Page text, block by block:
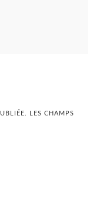
LES CHAMPS